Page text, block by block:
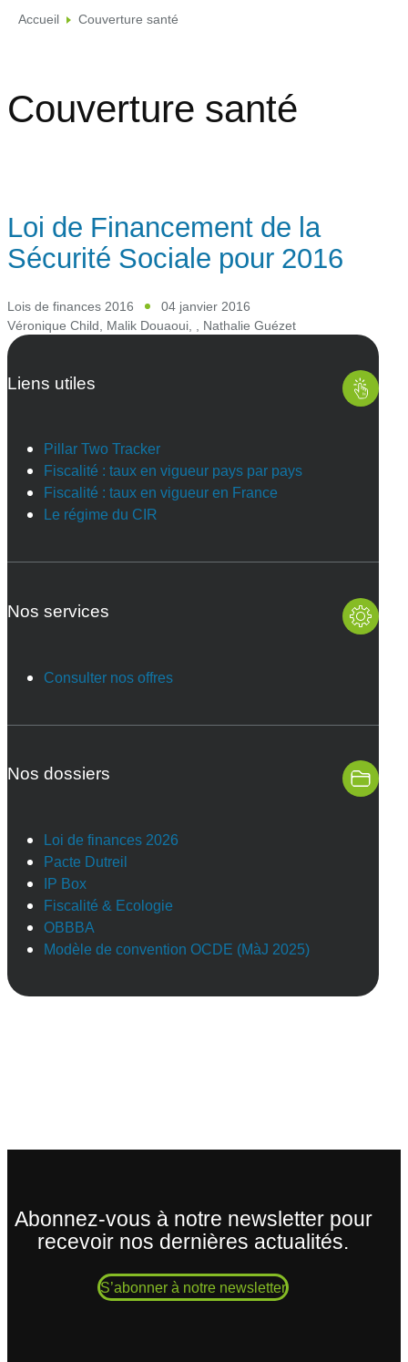
Accueil Couverture santé
Couverture santé
Loi de Financement de la
Sécurité Sociale pour 2016
Lois de finances 2016
04 janvier 2016
Véronique Child, Malik Douaoui, , Nathalie Guézet
Liens utiles
Pillar Two Tracker
Fiscalité : taux en vigueur pays par pays
Fiscalité : taux en vigueur en France
Le régime du CIR
Nos services
Consulter nos offres
Nos dossiers
Loi de finances 2026
Pacte Dutreil
IP Box
Fiscalité & Ecologie
OBBBA
Modèle de convention OCDE (MàJ 2025)
Abonnez-vous à notre newsletter pour
recevoir nos dernières actualités.
S’abonner à notre newsletter